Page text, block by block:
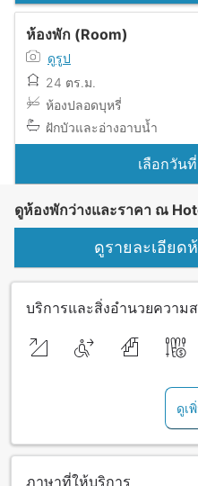
ห้องพัก (Room)
ดูรูป
24 ตร.ม.
ห้องปลอดบุหรี่
ฝักบัวและอ่างอาบน้ำ
เลือกวัน
ดูห้องพักว่างและราคา ณ
ดูรายละเอียด
บริการและสิ่งอำนวยความ
ดูเ
ภาษาที่ให้บริการ